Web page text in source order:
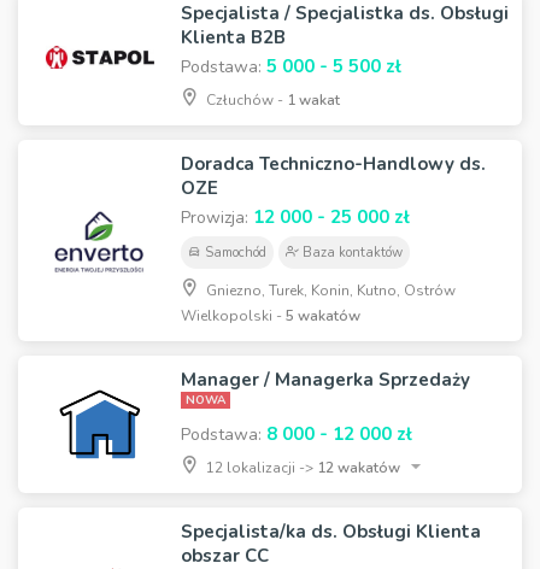
Specjalista / Specjalistka ds. Obsługi
Klienta B2B
Podstawa: 5 000 - 5 500 zł
Człuchów - 1 wakat
Doradca Techniczno-Handlowy ds.
OZE
Prowizja: 12 000 - 25 000 zł
Samochód Baza kontaktów
Gniezno, Turek, Konin, Kutno, Ostrów
Wielkopolski -5 wakatów
Manager / Managerka Sprzedaży
NOWA
Podstawa: 8 000 - 12 000 zł
12 lokalizacji -> 12 wakatów
Specjalista/ka ds. Obsługi Klienta
obszar CC